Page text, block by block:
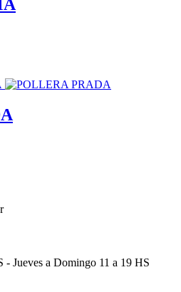
- Jueves a Domingo 11 a 19 HS